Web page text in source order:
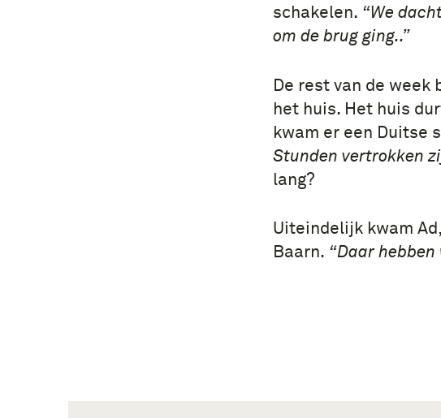
schakelen. “We
om de brug ging..”
De rest van de
het huis. Het huis
kwam er een Duitse
Stunden vertrokken
lang?
Uiteindelijk kwam
Baarn. “Daar